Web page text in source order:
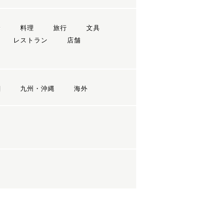
料理 旅行
文具
レストラン
店舗
九州・沖縄 海外